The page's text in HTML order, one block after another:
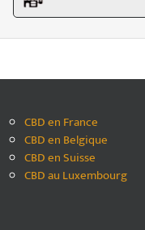
CBD en France
CBD en Belgique
CBD en Suisse
CBD au Luxembourg